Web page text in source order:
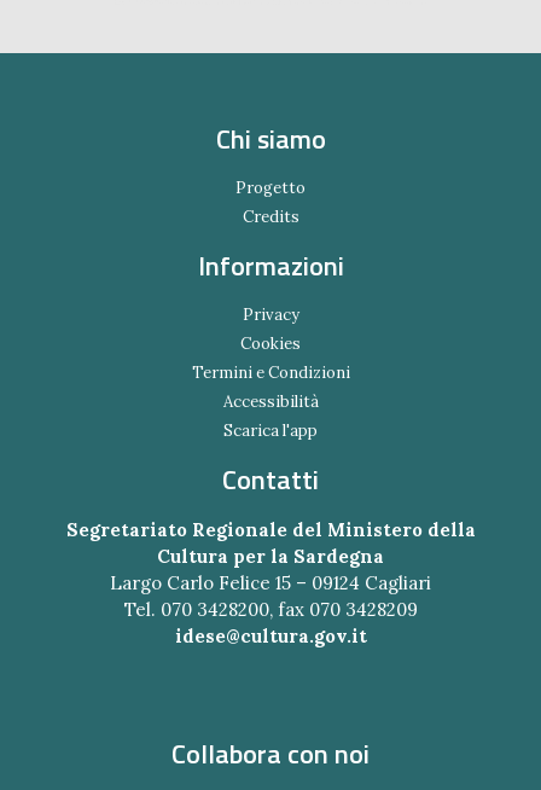
Chi siamo
Progetto
Credits
Informazioni
Privacy
Cookies
Termini e Condizioni
Accessibilità
Scarica l'app
Contatti
Segretariato Regionale del Ministero della
Cultura per la Sardegna
Largo Carlo Felice 15 – 09124 Cagliari
Tel. 070 3428200, fax 070 3428209
idese@cultura.gov.it
Collabora con noi